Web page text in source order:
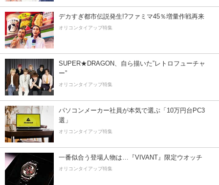
デカすぎ都市伝説発生!?ファミマ45％増量作戦再来
オリコンタイアップ特集
SUPER★DRAGON、自ら描いた”レトロフューチャ
ー”
オリコンタイアップ特集
パソコンメーカー社員が本気で選ぶ「10万円台PC3
選」
オリコンタイアップ特集
一番似合う登場人物は…『VIVANT』限定ウオッチ
オリコンタイアップ特集